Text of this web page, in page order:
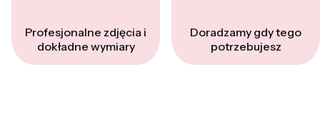
Profesjonalne zdjęcia i
dokładne wymiary
Doradzamy gdy tego
potrzebujesz